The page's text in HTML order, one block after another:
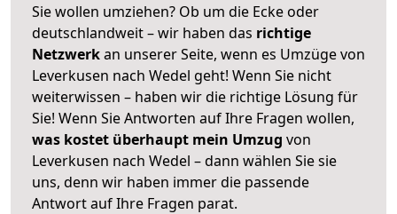
Sie wollen umziehen? Ob um die Ecke oder
deutschlandweit – wir haben das richtige
Netzwerkan unserer Seite, wenn es Umzüge von
Leverkusen nach Wedel geht! Wenn Sie nicht
weiterwissen – haben wir die richtige Lösung für
Sie! Wenn Sie Antworten auf Ihre Fragen wollen,
was kostet überhaupt mein Umzug von
Leverkusen nach Wedel – dann wählen Sie sie
uns, denn wir haben immer die passende
Antwort auf Ihre Fragen parat.